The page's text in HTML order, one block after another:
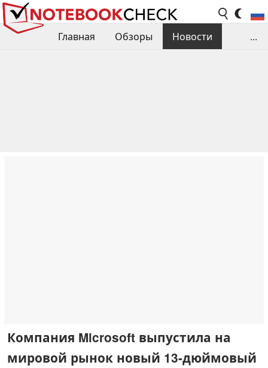
Главная Обзоры
Новости
...
Компания Microsoft выпустила на
мировой рынок новый 13-дюймовый